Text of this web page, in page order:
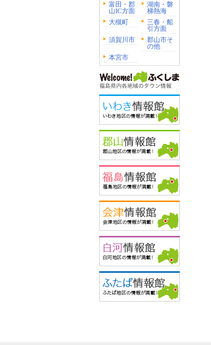
富田・郡
山IC方面
湖南・磐
梯熱海
大槻町
三春・船
引方面
須賀川市
郡山市そ
の他
本宮市